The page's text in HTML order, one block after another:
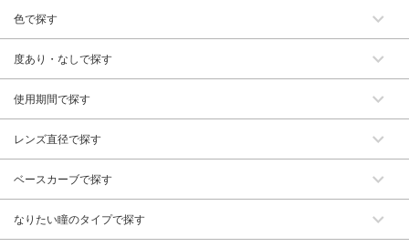
色で探す
度あり・なしで探す
使用期間で探す
レンズ直径で探す
ベースカーブで探す
なりたい瞳のタイプで探す